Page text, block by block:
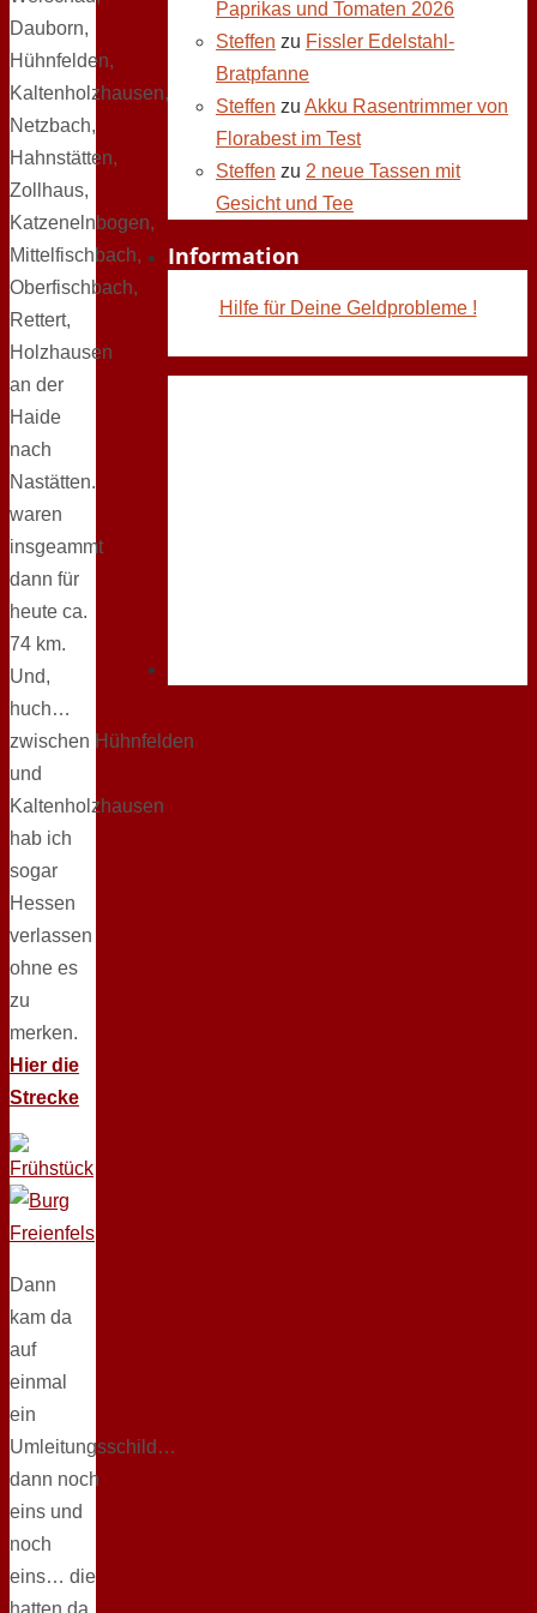
Dauborn,
Hühnfelden,
Kaltenholzhausen,
Netzbach,
Hahnstätten,
Zollhaus,
Katzenelnbogen,
Mittelfischbach,
Oberfischbach,
Rettert,
Holzhausen
an der
Haide
nach
Nastätten.
waren
insgeammt
dann für
heute ca.
74 km.
Und,
huch…
zwischen Hühnfelden
und
Kaltenholzhausen
hab ich
sogar
Hessen
verlassen
ohne es
zu
merken.
Hier die
Strecke
Dann
kam da
auf
einmal
ein
Umleitungsschild…
dann noch
eins und
noch
eins… die
hatten da
Paprikas und Tomaten 2026
Steffen zu Fissler Edelstahl-
Bratpfanne
Steffen zu Akku Rasentrimmer von
Florabest im Test
Steffen zu 2 neue Tassen mit
Gesicht und Tee
Information
Hilfe für Deine Geldprobleme !